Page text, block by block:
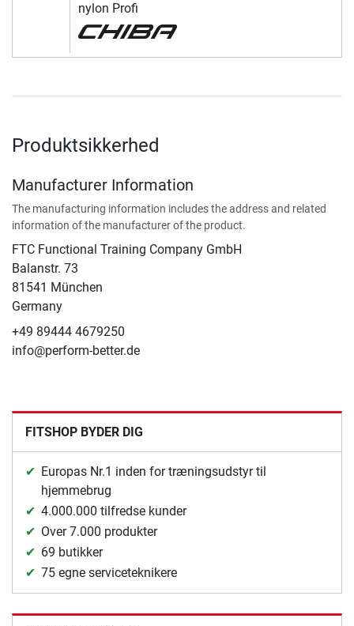
nylon Profi
Produktsikkerhed
Manufacturer Information
The manufacturing information includes the address and related
information of the manufacturer of the product.
FTC Functional Training Company GmbH
Balanstr. 73
81541 München
Germany
+49 89444 4679250
info@perform-better.de
FITSHOP BYDER DIG
Europas Nr.1 inden for træningsudstyr til
hjemmebrug
4.000.000 tilfredse kunder
Over 7.000 produkter
69 butikker
75 egne serviceteknikere